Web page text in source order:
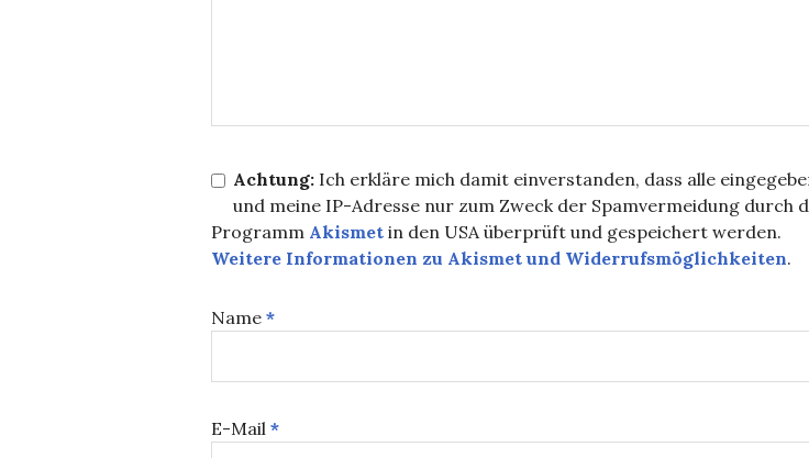
Achtung: Ich erkläre mich damit einverstanden, dass alle
und meine IP-Adresse nur zum Zweck der Spamvermeidung durch
Programm Akismet in den USA überprüft und gespeichert werden.
Weitere Informationen zu Akismet und Widerrufsmöglichkeiten.
Name *
E-Mail *